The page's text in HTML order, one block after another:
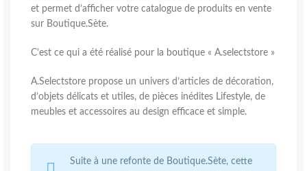
et permet d’afficher votre catalogue de produits en vente
sur Boutique.Sète.
C’est ce qui a été réalisé pour la boutique « A.selectstore »
A.Selectstore propose un univers d’articles de décoration,
d’objets délicats et utiles, de pièces inédites Lifestyle, de
meubles et accessoires au design efficace et simple.
Suite à une refonte de Boutique.Sète, cette